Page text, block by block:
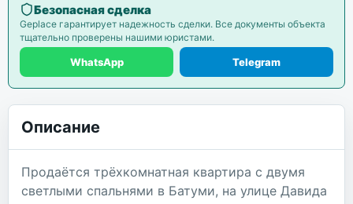
Безопасная сделка
Geplace гарантирует надежность сделки. Все документы объекта
тщательно проверены нашими юристами.
WhatsApp Telegram
Описание
Продаётся трёхкомнатная квартира с двумя
светлыми спальнями в Батуми, на улице Давида